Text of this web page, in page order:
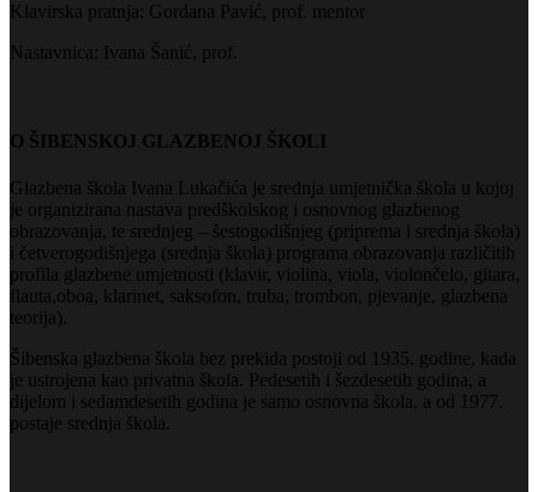
Klavirska pratnja: Gordana Pavić, prof. mentor
Nastavnica: Ivana Šanić, prof.
O ŠIBENSKOJ GLAZBENOJ ŠKOLI
Glazbena škola Ivana Lukačića je srednja umjetnička škola u kojoj
je organizirana nastava predškolskog i osnovnog glazbenog
obrazovanja, te srednjeg – šestogodišnjeg (priprema i srednja škola)
i četverogodišnjega (srednja škola) programa obrazovanja različitih
profila glazbene umjetnosti (klavir, violina, viola, violončelo, gitara,
flauta,oboa, klarinet, saksofon, truba, trombon, pjevanje, glazbena
teorija).
Šibenska glazbena škola bez prekida postoji od 1935. godine, kada
je ustrojena kao privatna škola. Pedesetih i šezdesetih godina, a
dijelom i sedamdesetih godina je samo osnovna škola, a od 1977.
postaje srednja škola.